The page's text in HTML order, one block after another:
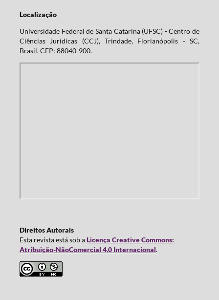
Localização
Universidade Federal de Santa Catarina (UFSC) - Centro de
Ciências Jurídicas (CCJ), Trindade, Florianópolis - SC,
Brasil. CEP: 88040-900.
Direitos Autorais
Esta revista está sob aLicença Creative Commons:
Atribuição-NãoComercial 4.0 Internacional.